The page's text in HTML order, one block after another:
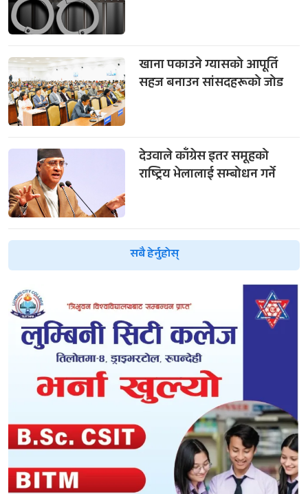
खाना पकाउने ग्यासको आपूर्ति
सहज बनाउन सांसदहरूको जोड
देउवाले काँग्रेस इतर समूहको
राष्ट्रिय भेलालाई सम्बोधन गर्ने
सबै हेर्नुहोस्